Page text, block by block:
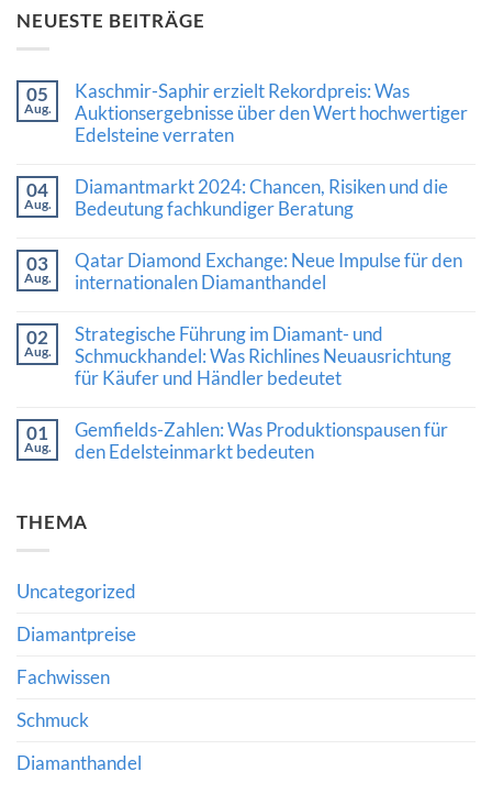
NEUESTE BEITRÄGE
05
Aug.
Kaschmir-Saphir erzielt Rekordpreis: Was
Auktionsergebnisse über den Wert hochwertiger
Edelsteine verraten
zu
Kaschmir-
Saphir
Rekordpreis:
Was
Auktionsergebnisse
Wert
hochwertiger
Edelsteine
verraten
04
Aug.
Diamantmarkt 2024: Chancen, Risiken und die
Bedeutung fachkundiger Beratung
zu
Diamantmarkt
2024:
Risiken
und
die
Bedeutung
fachkundiger
03
Aug.
Qatar Diamond Exchange: Neue Impulse für den
internationalen Diamanthandel
zu
Qatar
Diamond
Exchange:
für
den
internationalen
02
Aug.
Strategische Führung im Diamant- und
Schmuckhandel: Was Richlines Neuausrichtung
für Käufer und Händler bedeutet
zu
Strategische
Führung
Schmuckhandel:
für
Käufer
Händler
bedeutet
01
Aug.
Gemfields-Zahlen: Was Produktionspausen für
den Edelsteinmarkt bedeuten
Gemfields-
den
bedeuten
THEMA
Uncategorized
Diamantpreise
Fachwissen
Schmuck
Diamanthandel